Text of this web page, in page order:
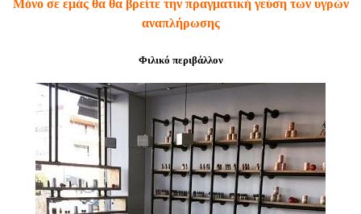
Μόνο σε εμάς θα θα βρείτε την πραγματική γεύση των υγρών
αναπλήρωσης
Φιλικό περιβάλλον